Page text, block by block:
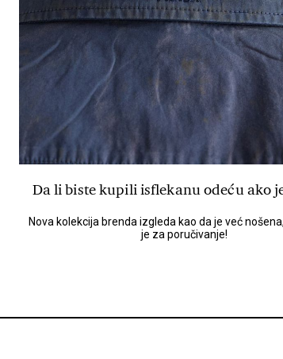
Da li biste kupili isflekanu odeću ako
Nova kolekcija brenda izgleda kao da je već
je za poručivanje!